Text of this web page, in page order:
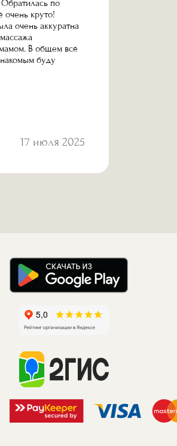
по
очень круто!
очень аккуратна
В общем всё
буду
17 июля 2025